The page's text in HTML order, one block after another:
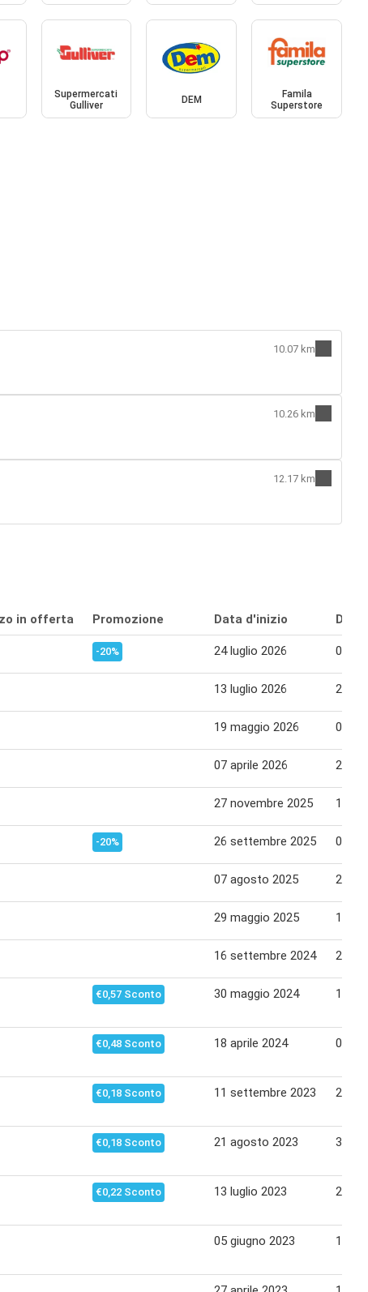
Supermercati
Gulliver
DEM
Famila
Superstore
10.07 km
10.26 km
12.17 km
in offerta Promozione Data d'inizio Data
-20% 24 luglio 2026 05
13 luglio 2026 23
19 maggio 2026 03
07 aprile 2026 20
27 novembre 2025 15
-20% 26 settembre 2025 09
07 agosto 2025 20
29 maggio 2025 11
16 settembre 2024 25
€0,57 Sconto 30 maggio 2024 12
€0,48 Sconto 18 aprile 2024 01
€0,18 Sconto 11 settembre 2023 24
€0,18 Sconto 21 agosto 2023 31
€0,22 Sconto 13 luglio 2023 26
05 giugno 2023 15